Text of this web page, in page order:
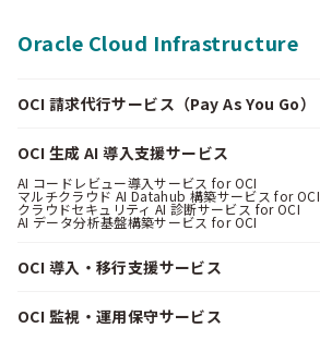
Oracle Cloud Infrastructure
OCI 請求代行サービス（Pay As You Go）
OCI 生成 AI 導入支援サービス
AI コードレビュー導入サービス for OCI
マルチクラウド AI Datahub 構築サービス for OCI
クラウドセキュリティ AI 診断サービス for OCI
AI データ分析基盤構築サービス for OCI
OCI 導入・移行支援サービス
OCI 監視・運用保守サービス